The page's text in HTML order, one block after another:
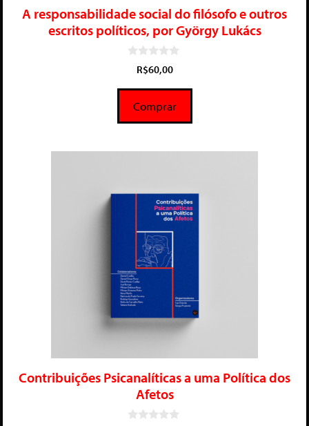
A responsabilidade social do filósofo e outros
escritos políticos, por György Lukács
5
R$60,00
Comprar
Contribuições Psicanalíticas a uma Política dos
Afetos